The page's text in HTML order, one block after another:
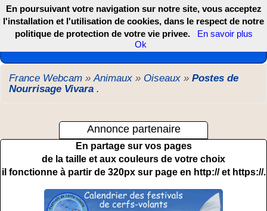
Les webcams de France, DOM TOM et COM
France Webcam »Animaux » Oiseaux » Postes de
Nourrisage Vivara .
Annonce partenaire
En partage sur vos pages
de la taille et aux couleurs de votre choix
il fonctionne à partir de 320px sur page en http:// et https://.
En poursuivant votre navigation sur notre site, vous acceptez
l'installation et l'utilisation de cookies, dans le respect de notre
politique de protection de votre vie privee.
En savoir plus
Ok